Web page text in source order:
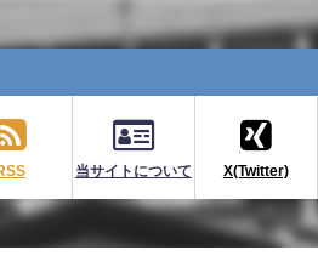
当サイトについて X(Twitter)